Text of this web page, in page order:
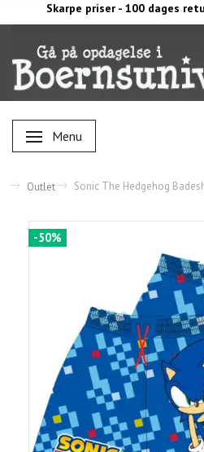
Skarpe priser - 100 dages
Skifte navigation
Menu
Outlet Sonic The Hedgehog
-50%